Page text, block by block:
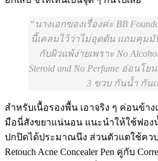
นางเอกของเรื่องค่ะ BB
นี้เคลมไว้ว่าไม่อุดตัน แถมคุม
กับผิวแพ้ง่ายเพราะ No
Steroid and No Perfume อ่อนโ
3 ขวบ กันน้ำ กันเ
สำหรับเนื้อรองพื้น เอาจริง ๆ ค่อนข้า
มือนี่สังขยาแน่นอน แนะนำให้ใช้ฟอง
ปกปิดได้ประมาณนึง ส่วนตัวแตใช้ควบ
Retouch Acne Concealer Pen คู่กับ